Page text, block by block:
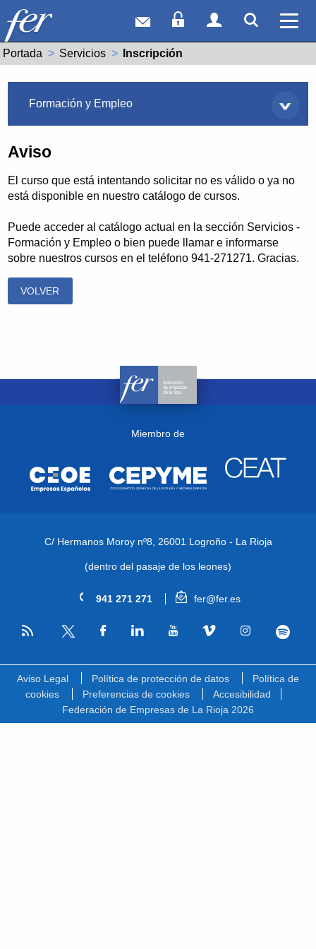
Correo webAcceso Socios
Acceso
Portada Servicios Actual:
Inscripción
Formación y Empleo
Aviso
El curso que está intentando solicitar no es válido o ya no
está disponible en nuestro catálogo de cursos.
Puede acceder al catálogo actual en la sección Servicios -
Formación y Empleo o bien puede llamar e informarse
sobre nuestros cursos en el teléfono 941-271271. Gracias.
VOLVER
Miembro de
C/ Hermanos Moroy nº8, 26001 Logroño - La Rioja
(dentro del pasaje de los leones)
941 271 271 fer@fer.es
RSS
Aviso Legal Política de protección de datos
Política de
cookies
Preferencias de cookies
Accesibilidad
Federación de Empresas de La Rioja 2026